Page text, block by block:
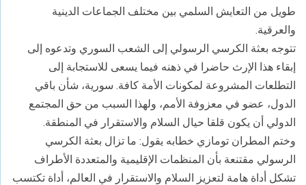
طويل من التعايش السلمي بين مختلف الجماعات الدينية
والعرقية.
تتوجه بعثة الكرسي الرسولي إلى الشعب السوري وتدعوه إلى
إبقاء هذا الإرث حاضرا في ذهنه فيما يسعى للاستجابة إلى
التطلعات المشروعة لمكونات الأمة كافة. سورية، شأن باقي
الدول، عضو في معزوفة الأمم، ولهذا السبب من حق المجتمع
الدولي أن يكون قلقا حيال السلام والاستقرار في المنطقة.
وختم المطران تومازي خطابه يقول: ما تزال بعثة الكرسي
الرسولي مقتنعة بأن المنظمات الإقليمية والمتعددة الأطراف
تشكل أداة هامة لتعزيز السلام والاستقرار في العالم، أداة تكتسب